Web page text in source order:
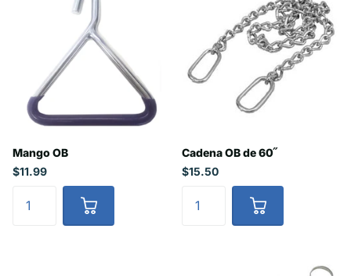
Mango OB
$11.99
Cadena OB de 60˝
$15.50